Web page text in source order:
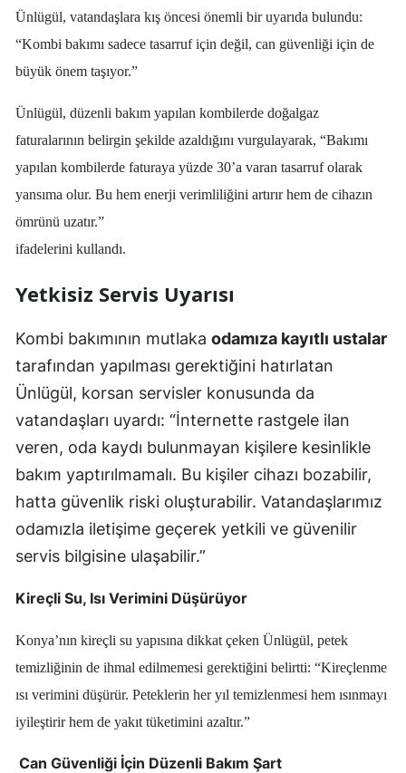
Çorum
Denizli
Edirne
Elazığ
Erzincan
Giresun
Hakkari
Hatay
Isparta
Mersin
Kars
Ünlügül, vatandaşlara kış öncesi önemli bir uyarıda bulundu:
“Kombi bakımı sadece tasarruf için değil, can güvenliği için de
büyük önem taşıyor.”
Ünlügül, düzenli bakım yapılan kombilerde doğalgaz
faturalarının belirgin şekilde azaldığını vurgulayarak, “Bakımı
yapılan kombilerde faturaya yüzde 30’a varan tasarruf olarak
yansıma olur. Bu hem enerji verimliliğini artırır hem de cihazın
ömrünü uzatır.”
ifadelerini kullandı.
Yetkisiz Servis Uyarısı
Kombi bakımının mutlaka odamıza kayıtlı ustalar
tarafından yapılması gerektiğini hatırlatan
Ünlügül, korsan servisler konusunda da
vatandaşları uyardı: “İnternette rastgele ilan
veren, oda kaydı bulunmayan kişilere kesinlikle
bakım yaptırılmamalı. Bu kişiler cihazı bozabilir,
hatta güvenlik riski oluşturabilir. Vatandaşlarımız
odamızla iletişime geçerek yetkili ve güvenilir
servis bilgisine ulaşabilir.”
Kireçli Su, Isı Verimini Düşürüyor
Konya’nın kireçli su yapısına dikkat çeken Ünlügül, petek
temizliğinin de ihmal edilmemesi gerektiğini belirtti: “Kireçlenme
ısı verimini düşürür. Peteklerin her yıl temizlenmesi hem ısınmayı
iyileştirir hem de yakıt tüketimini azaltır.”
Can Güvenliği İçin Düzenli Bakım Şart